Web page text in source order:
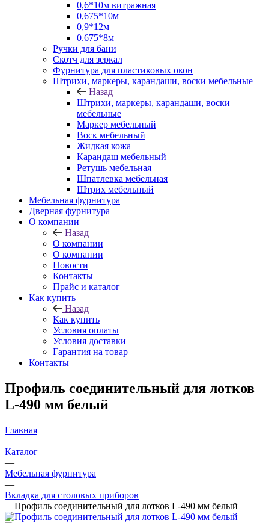
0,6*10м витражная
0,675*10м
0,9*12м
0.675*8м
Ручки для бани
Скотч для зеркал
Фурнитура для пластиковых окон
Штрихи, маркеры, карандаши, воски мебельные
Назад
Штрихи, маркеры, карандаши, воски
мебельные
Маркер мебельный
Воск мебельный
Жидкая кожа
Карандаш мебельный
Ретушь мебельная
Шпатлевка мебельная
Штрих мебельный
Мебельная фурнитура
Дверная фурнитура
О компании
Назад
О компании
О компании
Новости
Контакты
Прайс и каталог
Как купить
Назад
Как купить
Условия оплаты
Условия доставки
Гарантия на товар
Контакты
Профиль соединительный для лотков
L-490 мм белый
Главная
—
Каталог
—
Мебельная фурнитура
—
Вкладка для столовых приборов
—Профиль соединительный для лотков L-490 мм белый